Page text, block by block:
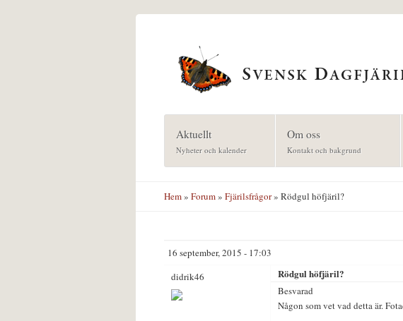
Aktuellt
Nyheter och kalender
Om oss
Kontakt och bakgrund
Hem» Forum» Fjärilsfrågor» Rödgul höfjäril?
16 september, 2015 - 17:03
didrik46
Rödgul höfjäril?
Besvarad
Någon som vet vad detta är.